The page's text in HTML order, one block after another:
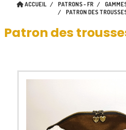
ACCUEIL PATRONS - FR
PATRON DES
Patron des